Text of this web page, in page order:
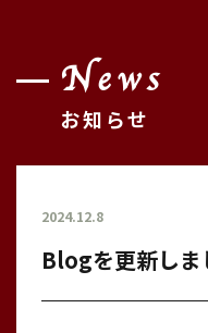
News
お知らせ
2024.12.8
Blogを更新しま